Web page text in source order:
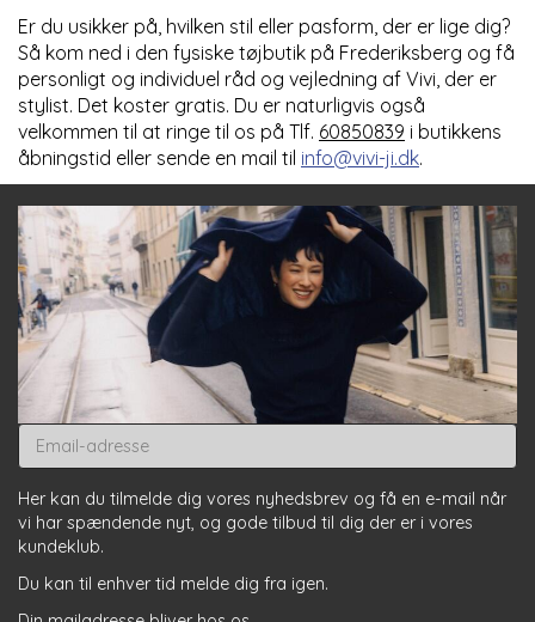
Er du usikker på, hvilken stil eller pasform, der er lige dig?
Så kom ned i den fysiske tøjbutik på Frederiksberg og få
personligt og individuel råd og vejledning af Vivi, der er
stylist. Det koster gratis. Du er naturligvis også
velkommen til at ringe til os på Tlf. 60850839 i butikkens
åbningstid eller sende en mail til info@vivi-ji.dk.
Email-
adresse
Her kan du tilmelde dig vores nyhedsbrev og få en e-mail når
vi har spændende nyt, og gode tilbud til dig der er i vores
kundeklub.
Du kan til enhver tid melde dig fra igen.